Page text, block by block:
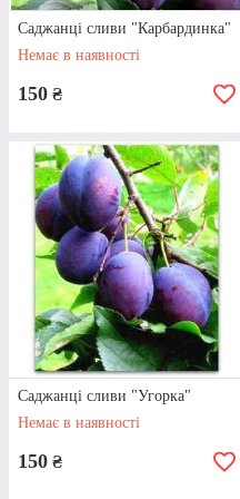
Власне
Усі саджанці, які
асортименті, ми
якість та
Бажаєте
Україні? Всі
Саджанці сливи "Карбардинка"
Немає в наявності
150 ₴
Саджанці сливи "Угорка"
Немає в наявності
150 ₴